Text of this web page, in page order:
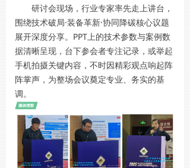
研讨会现场，行业专家率先走上讲台，
围绕技术破局·装备革新·协同降碳核心议题
展开深度分享。PPT上的技术参数与案例数
据清晰呈现，台下参会者专注记录，或举起
手机拍摄关键内容，不时因精彩观点响起阵
阵掌声，为整场会议奠定专业、务实的基
调。